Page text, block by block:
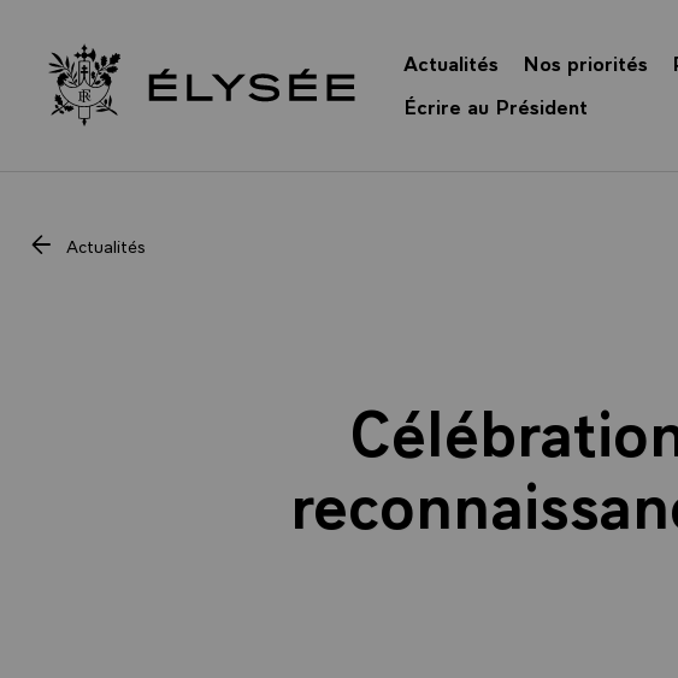
Retour à l’accueil Élysée
Actualités Nos priorités
Écrire au Président
Actualités